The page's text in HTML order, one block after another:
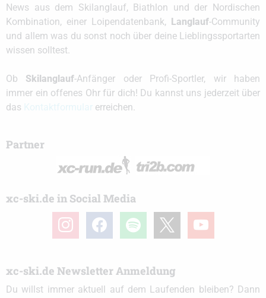
News aus dem Skilanglauf, Biathlon und der Nordischen
Kombination, einer Loipendatenbank,
Langlauf-Community
und allem was du sonst noch über deine Lieblingssportarten
wissen solltest.
Ob Skilanglauf-Anfänger oder Profi-Sportler, wir haben
immer ein offenes Ohr für dich! Du kannst uns jederzeit über
das
erreichen.
Partner
xc-ski.de in Social Media
instagramfacebook spotify youtube
xc-ski.de Newsletter Anmeldung
Du willst immer aktuell auf dem Laufenden bleiben? Dann